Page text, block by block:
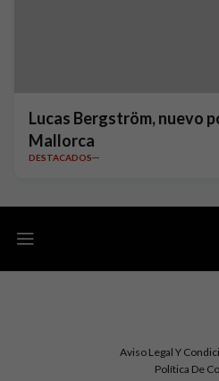
Lucas Bergström, nuevo
Mallorca
DESTACADOS
Aviso Legal Y
Política De